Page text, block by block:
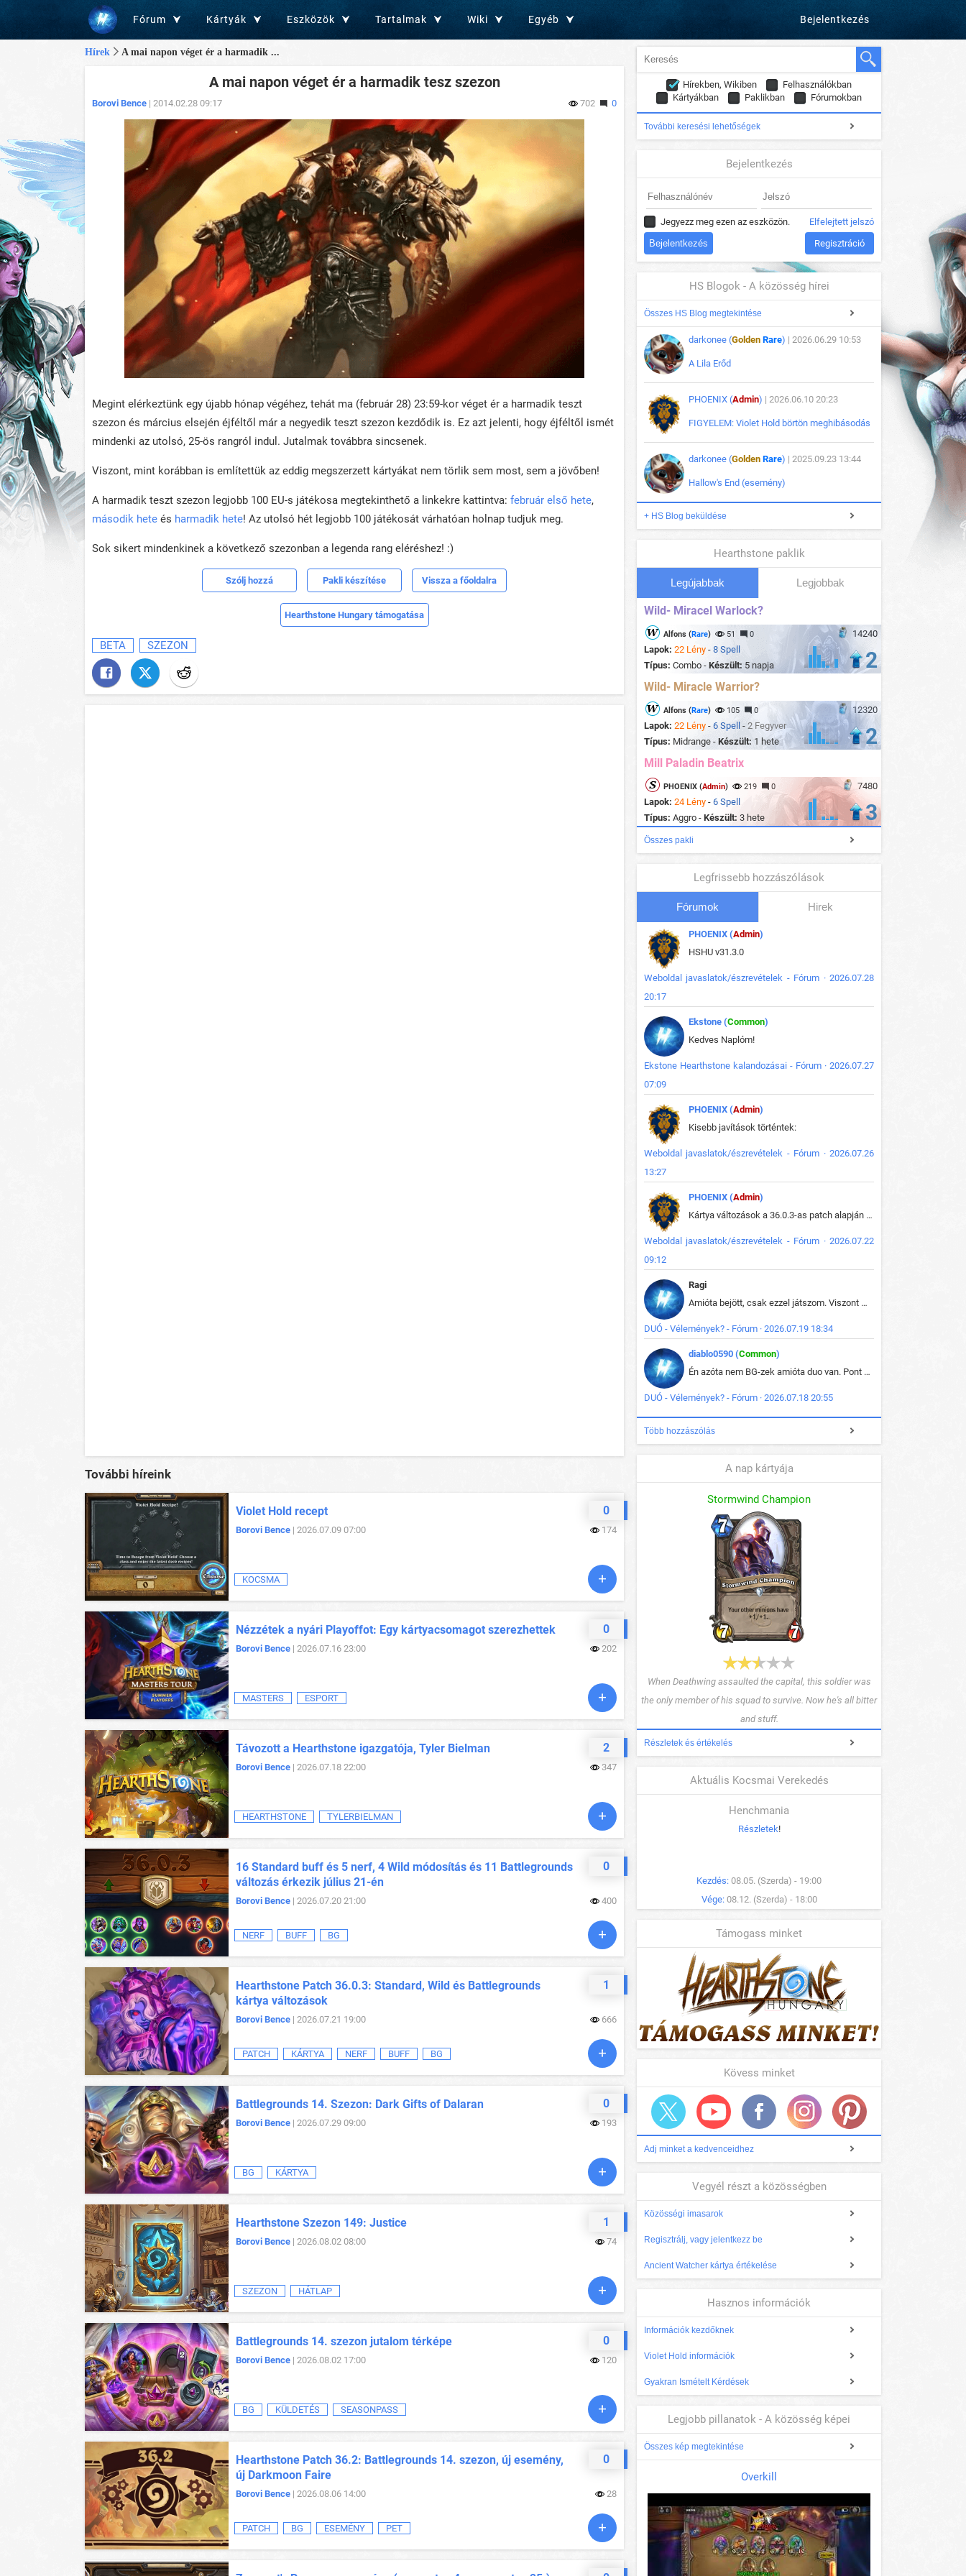
Fórum Kártyák Eszközök Tartalmak Wiki Egyéb Bejelentkezés
Hírek A mai napon véget ér a harmadik ...
A mai napon véget ér a harmadik tesz szezon
Borovi Bence | 2014.02.28 09:17 702 0
Megint elérkeztünk egy újabb hónap végéhez, tehát ma (február 28) 23:59-kor véget ér a harmadik teszt
szezon és március elsején éjféltől már a negyedik teszt szezon kezdődik is. Ez azt jelenti, hogy éjféltől ismét
mindenki az utolsó, 25-ös rangról indul. Jutalmak továbbra sincsenek.
Viszont, mint korábban is említettük az eddig megszerzett kártyákat nem törlik sem most, sem a jövőben!
A harmadik teszt szezon legjobb 100 EU-s játékosa megtekinthető a linkekre kattintva: február első hete,
második hete és harmadik hete! Az utolsó hét legjobb 100 játékosát várhatóan holnap tudjuk meg.
Sok sikert mindenkinek a következő szezonban a legenda rang eléréshez! :)
Szólj hozzá Pakli készítése Vissza a főoldalra
Hearthstone Hungary támogatása
BETA SZEZON
További híreink
0
Violet Hold recept
Borovi Bence | 2026.07.09 07:00 174
KOCSMA
0
Nézzétek a nyári Playoffot: Egy kártyacsomagot szerezhettek
Borovi Bence | 2026.07.16 23:00 202
MASTERS ESPORT
2
Távozott a Hearthstone igazgatója, Tyler Bielman
Borovi Bence | 2026.07.18 22:00 347
HEARTHSTONE TYLERBIELMAN
0
16 Standard buff és 5 nerf, 4 Wild módosítás és 11 Battlegrounds
változás érkezik július 21-én
Borovi Bence | 2026.07.20 21:00 400
NERF BUFF BG
1
Hearthstone Patch 36.0.3: Standard, Wild és Battlegrounds
kártya változások
Borovi Bence | 2026.07.21 19:00 666
PATCH KÁRTYA NERF BUFF BG
0
Battlegrounds 14. Szezon: Dark Gifts of Dalaran
Borovi Bence | 2026.07.29 09:00 193
BG KÁRTYA
1
Hearthstone Szezon 149: Justice
Borovi Bence | 2026.08.02 08:00 74
SZEZON HÁTLAP
0
Battlegrounds 14. szezon jutalom térképe
Borovi Bence | 2026.08.02 17:00 120
BG KÜLDETÉS SEASONPASS
0
Hearthstone Patch 36.2: Battlegrounds 14. szezon, új esemény,
új Darkmoon Faire
Borovi Bence | 2026.08.06 14:00 28
PATCH BG ESEMÉNY PET
Hírekben, Wikiben
Felhasználókban
Kártyákban
Paklikban Fórumokban
További keresési lehetőségek
Bejelentkezés
Jegyezz meg ezen az eszközön. Elfelejtett jelszó
Regisztráció
HS Blogok - A közösség hírei
Összes HS Blog megtekintése
darkonee (Golden Rare) | 2026.06.29 10:53
A Lila Erőd
PHOENIX (Admin) | 2026.06.10 20:23
FIGYELEM: Violet Hold börtön meghibásodás
darkonee (Golden Rare) | 2025.09.23 13:44
Hallow's End (esemény)
+ HS Blog beküldése
Hearthstone paklik
Legújabbak Legjobbak
Wild- Miracel Warlock?
14240
Alfons (Rare) 51 0
Lapok: 22 Lény - 8 Spell
Típus: Combo - Készült: 5 napja 2
Wild- Miracle Warrior?
12320
Alfons (Rare) 105 0
Lapok: 22 Lény - 6 Spell - 2 Fegyver
Típus: Midrange - Készült: 1 hete 2
Mill Paladin Beatrix
7480
PHOENIX (Admin) 219 0
Lapok: 24 Lény - 6 Spell
Típus: Aggro - Készült: 3 hete 3
Összes pakli
Legfrissebb hozzászólások
Fórumok Hirek
PHOENIX (Admin)
HSHU v31.3.0
Weboldal javaslatok/észrevételek - Fórum · 2026.07.28
20:17
Ekstone (Common)
Kedves Naplóm!
Ekstone Hearthstone kalandozásai - Fórum · 2026.07.27
07:09
PHOENIX (Admin)
Kisebb javítások történtek:
Weboldal javaslatok/észrevételek - Fórum · 2026.07.26
13:27
PHOENIX (Admin)
Kártya változások a 36.0.3-as patch alapján frissítve az adatbázisban (képek is cserélve).
Weboldal javaslatok/észrevételek - Fórum · 2026.07.22
09:12
Ragi
Amióta bejött, csak ezzel játszom. Viszont mint minden más - akár az alapjáték is, ez is baromira összetett lett. Néha már pár kör után is esélytelen az egész. Vagy irreállisan túltápol valaki, vagy lelép a partner, vagy csak hülye mint a segg. És amikor eljönne az én időm, na akkor jön el mindenki másé is. Engem jobban érdekelne, hogy ki milyen ratingen szokott játszani. Na ez lenne egy érdekes adat.
DUÓ - Vélemények? - Fórum · 2026.07.19 18:34
diablo0590 (Common)
Én azóta nem BG-zek amióta duo van. Pont azt szerettem benne, hogy rajtam múlik mi történik, nem pedig a társamon. Kérem vissza a régi BG-t :D
DUÓ - Vélemények? - Fórum · 2026.07.18 20:55
Több hozzászólás
A nap kártyája
Stormwind Champion
When Deathwing assaulted the capital, this soldier was
the only member of his squad to survive. Now he's all bitter
and stuff.
Részletek és értékelés
Aktuális Kocsmai Verekedés
Henchmania
Részletek!
Kezdés: 08.05. (Szerda) - 19:00
Vége: 08.12. (Szerda) - 18:00
Támogass minket
Kövess minket
Adj minket a kedvenceidhez
Vegyél részt a közösségben
Közösségi imasarok
Regisztrálj, vagy jelentkezz be
Ancient Watcher kártya értékelése
Hasznos információk
Információk kezdőknek
Violet Hold információk
Gyakran Ismételt Kérdések
Legjobb pillanatok - A közösség képei
Összes kép megtekintése
Overkill